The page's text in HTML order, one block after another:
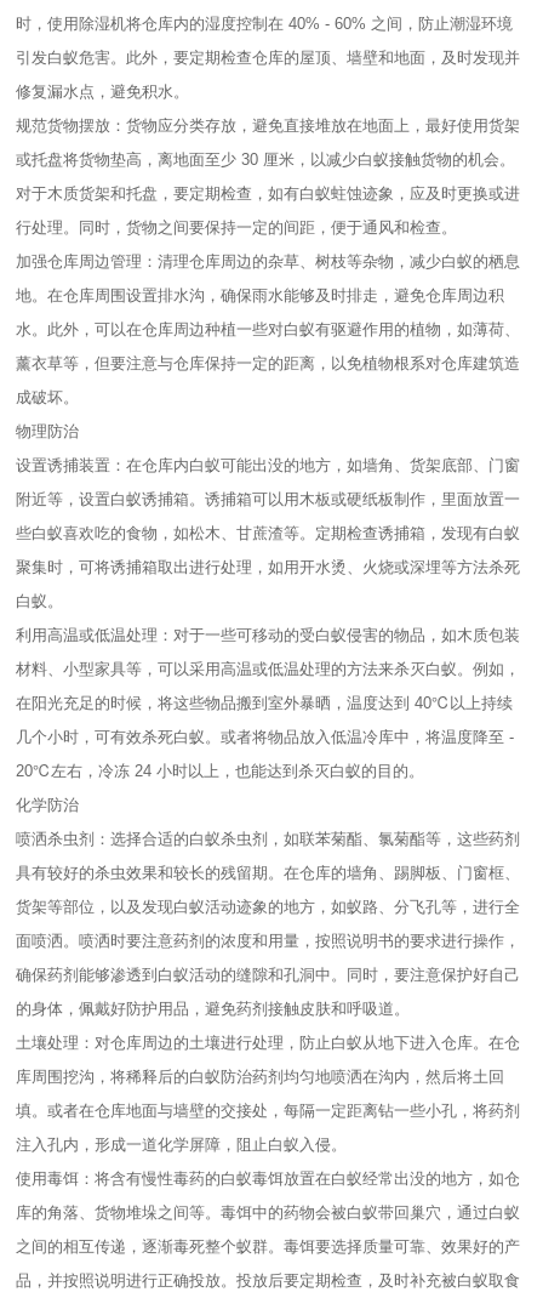
时，使用除湿机将仓库内的湿度控制在 40% - 60% 之间，防止潮湿环境
引发白蚁危害。此外，要定期检查仓库的屋顶、墙壁和地面，及时发现并
修复漏水点，避免积水。
规范货物摆放：货物应分类存放，避免直接堆放在地面上，最好使用货架
或托盘将货物垫高，离地面至少 30 厘米，以减少白蚁接触货物的机会。
对于木质货架和托盘，要定期检查，如有白蚁蛀蚀迹象，应及时更换或进
行处理。同时，货物之间要保持一定的间距，便于通风和检查。
加强仓库周边管理：清理仓库周边的杂草、树枝等杂物，减少白蚁的栖息
地。在仓库周围设置排水沟，确保雨水能够及时排走，避免仓库周边积
水。此外，可以在仓库周边种植一些对白蚁有驱避作用的植物，如薄荷、
薰衣草等，但要注意与仓库保持一定的距离，以免植物根系对仓库建筑造
成破坏。
物理防治
设置诱捕装置：在仓库内白蚁可能出没的地方，如墙角、货架底部、门窗
附近等，设置白蚁诱捕箱。诱捕箱可以用木板或硬纸板制作，里面放置一
些白蚁喜欢吃的食物，如松木、甘蔗渣等。定期检查诱捕箱，发现有白蚁
聚集时，可将诱捕箱取出进行处理，如用开水烫、火烧或深埋等方法杀死
白蚁。
利用高温或低温处理：对于一些可移动的受白蚁侵害的物品，如木质包装
材料、小型家具等，可以采用高温或低温处理的方法来杀灭白蚁。例如，
在阳光充足的时候，将这些物品搬到室外暴晒，温度达到 40℃以上持续
几个小时，可有效杀死白蚁。或者将物品放入低温冷库中，将温度降至 -
20℃左右，冷冻 24 小时以上，也能达到杀灭白蚁的目的。
化学防治
喷洒杀虫剂：选择合适的白蚁杀虫剂，如联苯菊酯、氯菊酯等，这些药剂
具有较好的杀虫效果和较长的残留期。在仓库的墙角、踢脚板、门窗框、
货架等部位，以及发现白蚁活动迹象的地方，如蚁路、分飞孔等，进行全
面喷洒。喷洒时要注意药剂的浓度和用量，按照说明书的要求进行操作，
确保药剂能够渗透到白蚁活动的缝隙和孔洞中。同时，要注意保护好自己
的身体，佩戴好防护用品，避免药剂接触皮肤和呼吸道。
土壤处理：对仓库周边的土壤进行处理，防止白蚁从地下进入仓库。在仓
库周围挖沟，将稀释后的白蚁防治药剂均匀地喷洒在沟内，然后将土回
填。或者在仓库地面与墙壁的交接处，每隔一定距离钻一些小孔，将药剂
注入孔内，形成一道化学屏障，阻止白蚁入侵。
使用毒饵：将含有慢性毒药的白蚁毒饵放置在白蚁经常出没的地方，如仓
库的角落、货物堆垛之间等。毒饵中的药物会被白蚁带回巢穴，通过白蚁
之间的相互传递，逐渐毒死整个蚁群。毒饵要选择质量可靠、效果好的产
品，并按照说明进行正确投放。投放后要定期检查，及时补充被白蚁取食